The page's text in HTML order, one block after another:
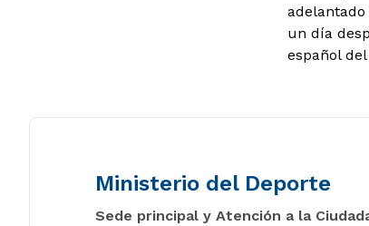
adelantado
un día
español
Ministerio del Deporte
Sede principal y Atención a la